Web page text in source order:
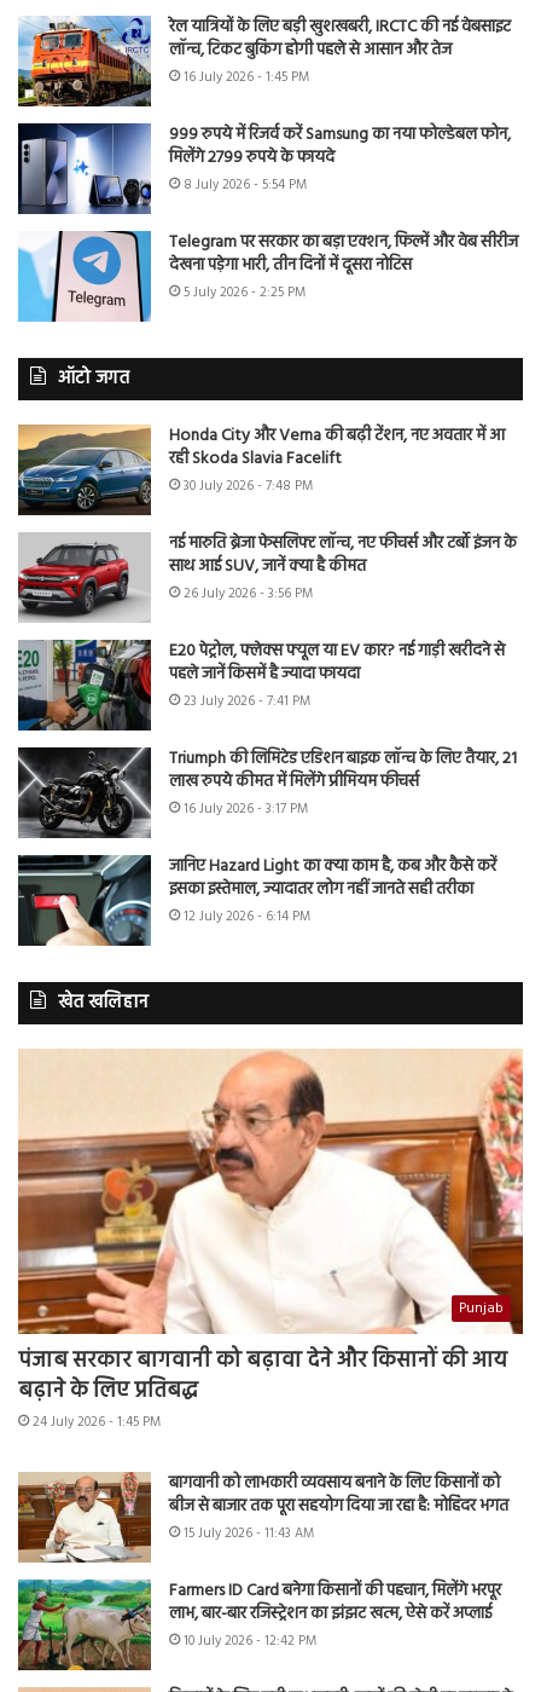
रेल यात्रियों के लिए बड़ी खुशखबरी, IRCTC की नई वेबसाइट
लॉन्च, टिकट बुकिंग होगी पहले से आसान और तेज
16 July 2026 - 1:45 PM
999 रुपये में रिजर्व करें Samsung का नया फोल्डेबल फोन,
मिलेंगे 2799 रुपये के फायदे
8 July 2026 - 5:54 PM
Telegram पर सरकार का बड़ा एक्शन, फिल्में और वेब सीरीज
देखना पड़ेगा भारी, तीन दिनों में दूसरा नोटिस
5 July 2026 - 2:25 PM
ऑटो जगत
Honda City और Verna की बढ़ी टेंशन, नए अवतार में आ
रही Skoda Slavia Facelift
30 July 2026 - 7:48 PM
नई मारुति ब्रेजा फेसलिफ्ट लॉन्च, नए फीचर्स और टर्बो इंजन के
साथ आई SUV, जानें क्या है कीमत
26 July 2026 - 3:56 PM
E20 पेट्रोल, फ्लेक्स फ्यूल या EV कार? नई गाड़ी खरीदने से
पहले जानें किसमें है ज्यादा फायदा
23 July 2026 - 7:41 PM
Triumph की लिमिटेड एडिशन बाइक लॉन्च के लिए तैयार, 21
लाख रुपये कीमत में मिलेंगे प्रीमियम फीचर्स
16 July 2026 - 3:17 PM
जानिए Hazard Light का क्या काम है, कब और कैसे करें
इसका इस्तेमाल, ज्यादातर लोग नहीं जानते सही तरीका
12 July 2026 - 6:14 PM
खेत खलिहान
Punjab
पंजाब सरकार बागवानी को बढ़ावा देने और किसानों की आय
बढ़ाने के लिए प्रतिबद्ध
24 July 2026 - 1:45 PM
बागवानी को लाभकारी व्यवसाय बनाने के लिए किसानों को
बीज से बाजार तक पूरा सहयोग दिया जा रहा है: मोहिंदर भगत
15 July 2026 - 11:43 AM
Farmers ID Card बनेगा किसानों की पहचान, मिलेंगे भरपूर
लाभ, बार-बार रजिस्ट्रेशन का झंझट खत्म, ऐसे करें अप्लाई
10 July 2026 - 12:42 PM